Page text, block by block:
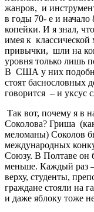
жанров, и
в годы 70- е и
копейки. И я знал,
имея к классической
привычки, шли на
уровня только лишь
В США у них
стоят баснословных
говорится – и уксус
Так вот, почему я в
Соколова? Гриша
меломаны) Соколов
международных
Союзу. В Полтаве он
меньше. Каждый раз
верху, студенты,
граждане стояли на
и даже яблоку тоже